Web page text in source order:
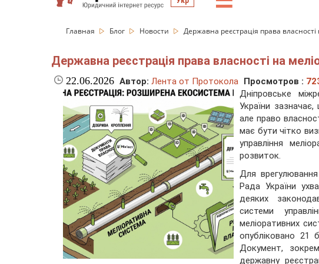
Главная Блог Новости Державна реєстрація права
Державна реєстрація права власності на
22.06.2026 Автор: Лента от Протокола Просмотров :
Дніпровське
України
але право
має бути чітко
управління
розвиток.
Для
Рада України
деяких
системи
меліоративних
опубліковано 21
Документ,
державну